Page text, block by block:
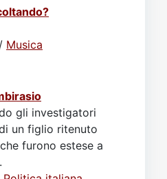
/ Musica
gli investigatori
un figlio ritenuto
furono estese a